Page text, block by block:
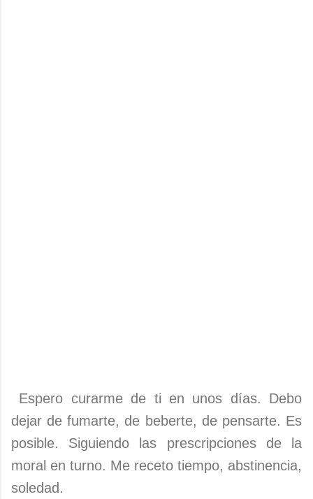
Espero curarme de ti en unos días. Debo
dejar de fumarte, de beberte, de pensarte. Es
posible. Siguiendo las prescripciones de la
moral en turno. Me receto tiempo, abstinencia,
soledad.